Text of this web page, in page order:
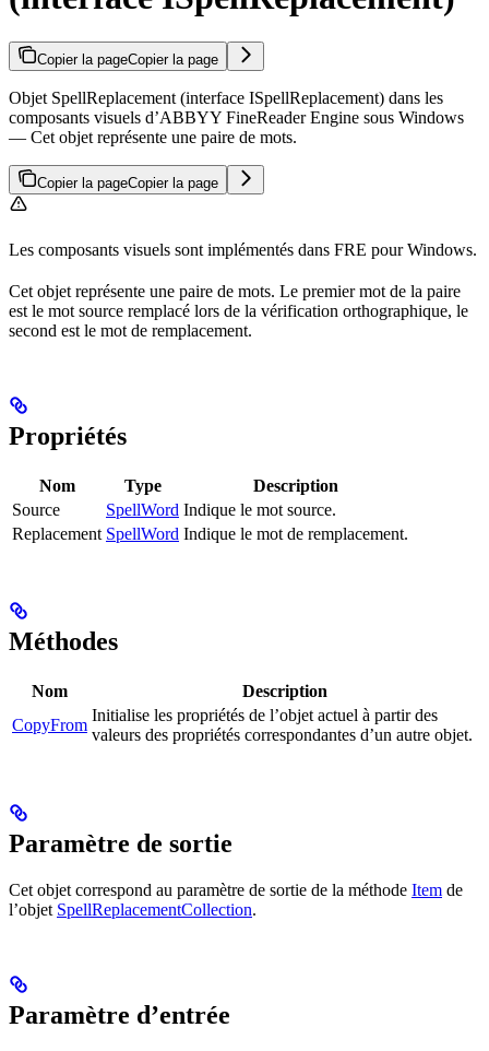
Copier la pageCopier la page
Objet SpellReplacement (interface ISpellReplacement) dans les
composants visuels d’ABBYY FineReader Engine sous Windows
— Cet objet représente une paire de mots.
Copier la pageCopier la page
Les composants visuels sont implémentés dans FRE pour Windows.
Cet objet représente une paire de mots. Le premier mot de la paire
est le mot source remplacé lors de la vérification orthographique, le
second est le mot de remplacement.
Propriétés
Nom Type
Description
Source
SpellWord Indique le mot source.
Replacement SpellWord Indique le mot de remplacement.
Méthodes
Nom
Description
CopyFrom
Initialise les propriétés de l’objet actuel à partir des
valeurs des propriétés correspondantes d’un autre objet.
Paramètre de sortie
Cet objet correspond au paramètre de sortie de la méthode Item de
l’objet SpellReplacementCollection.
Paramètre d’entrée